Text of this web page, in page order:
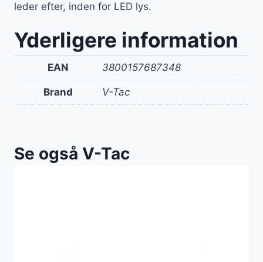
leder efter, inden for LED lys.
Yderligere information
EAN 3800157687348
Brand V-Tac
Se også V-Tac